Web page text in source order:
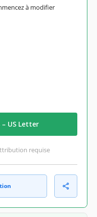
à modifier
– US Letter
requise